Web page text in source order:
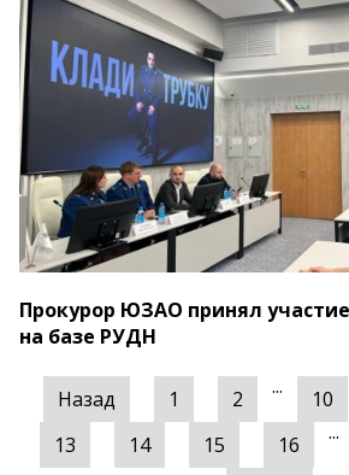
Прокурор ЮЗАО принял
на базе РУДН
Назад 1 2 ... 10
13
14 15 16 ...